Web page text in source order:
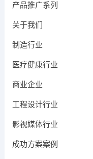
产品推广系列
关于我们
制造行业
医疗健康行业
商业企业
工程设计行业
影视媒体行业
成功方案案例